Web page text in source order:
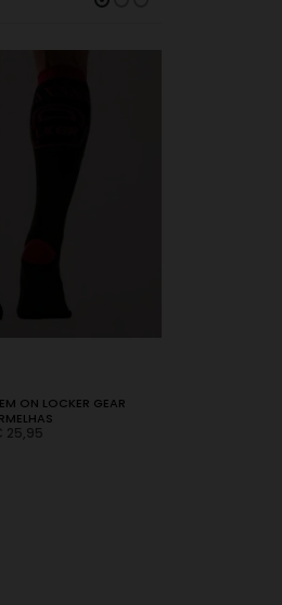
ON LOCKER GEAR
25,95